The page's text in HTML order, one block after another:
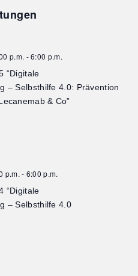
p.m. -6:00 p.m.
“Digitale
– Selbsthilfe 4.0: Prävention
& Co”
p.m. - 6:00 p.m.
“Digitale
– Selbsthilfe 4.0